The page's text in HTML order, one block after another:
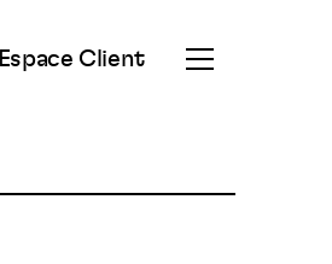
Espace Client
Ouvrir